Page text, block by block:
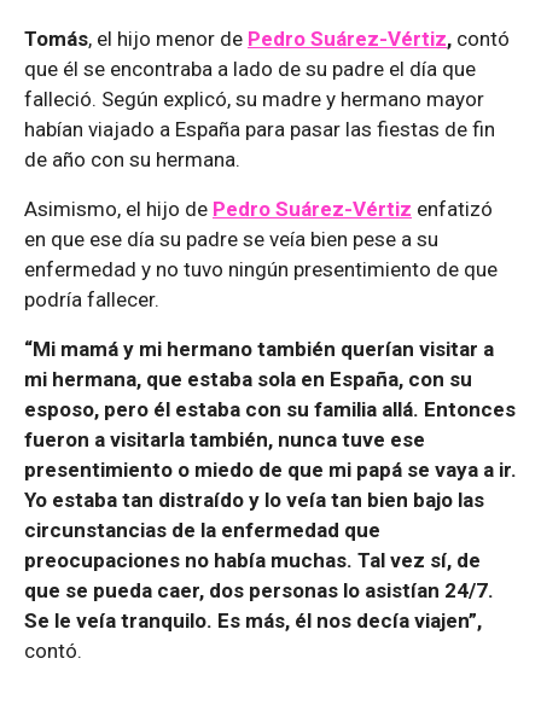
Tomás, el hijo menor de Pedro Suárez-Vértiz, contó
que él se encontraba a lado de su padre el día que
falleció. Según explicó, su madre y hermano mayor
habían viajado a España para pasar las fiestas de fin
de año con su hermana.
Asimismo, el hijo de Pedro Suárez-Vértiz enfatizó
en que ese día su padre se veía bien pese a su
enfermedad y no tuvo ningún presentimiento de que
podría fallecer.
“Mi mamá y mi hermano también querían visitar a
mi hermana, que estaba sola en España, con su
esposo, pero él estaba con su familia allá. Entonces
fueron a visitarla también, nunca tuve ese
presentimiento o miedo de que mi papá se vaya a ir.
Yo estaba tan distraído y lo veía tan bien bajo las
circunstancias de la enfermedad que
preocupaciones no había muchas. Tal vez sí, de
que se pueda caer, dos personas lo asistían 24/7.
Se le veía tranquilo. Es más, él nos decía viajen”,
contó.